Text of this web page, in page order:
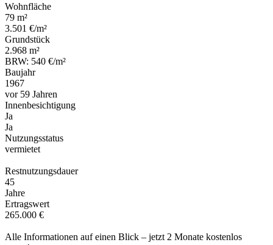
Wohnfläche
79 m²
3.501 €/m²
Grundstück
2.968 m²
BRW: 540 €/m²
Baujahr
1967
vor 59 Jahren
Innenbesichtigung
Ja
Ja
Nutzungsstatus
vermietet
Restnutzungsdauer
45
Jahre
Ertragswert
265.000 €
Alle Informationen auf einen Blick – jetzt 2 Monate kostenlos